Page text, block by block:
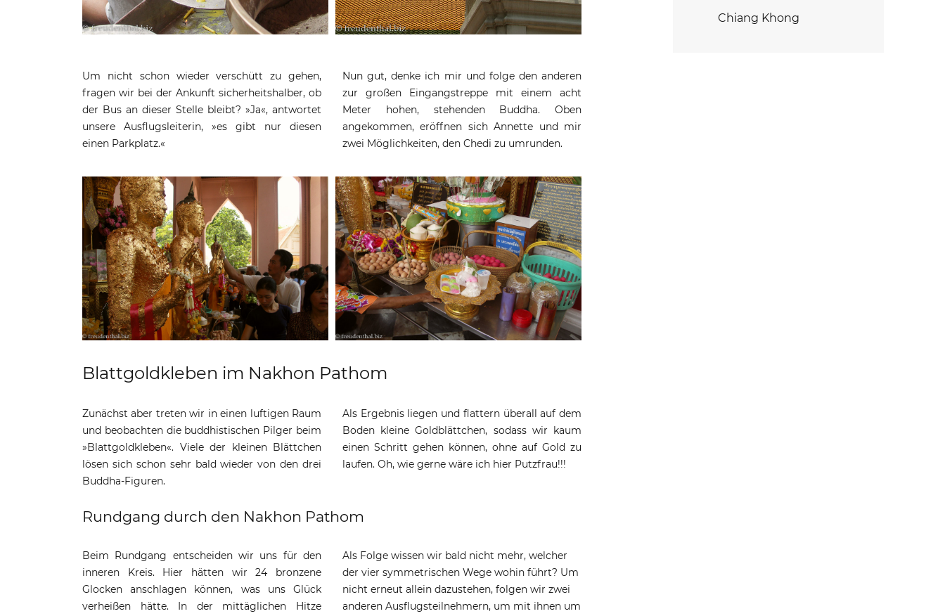
Um nicht schon wieder verschütt zu gehen,
fragen wir bei der Ankunft sicherheitshalber, ob
der Bus an dieser Stelle bleibt? »Ja«, antwortet
unsere Ausflugsleiterin, »es gibt nur diesen
einen Parkplatz.«
Nun gut, denke ich mir und folge den anderen
zur großen Eingangstreppe mit einem acht
Meter hohen, stehenden Buddha. Oben
angekommen, eröffnen sich Annette und mir
zwei Möglichkeiten, den Chedi zu umrunden.
Blattgoldkleben im Nakhon Pathom
Zunächst aber treten wir in einen luftigen Raum
und beobachten die buddhistischen Pilger beim
»Blattgoldkleben«. Viele der kleinen Blättchen
lösen sich schon sehr bald wieder von den drei
Buddha-Figuren.
Als Ergebnis liegen und flattern überall auf dem
Boden kleine Goldblättchen, sodass wir kaum
einen Schritt gehen können, ohne auf Gold zu
laufen. Oh, wie gerne wäre ich hier Putzfrau!!!
Rundgang durch den Nakhon Pathom
Beim Rundgang entscheiden wir uns für den
inneren Kreis. Hier hätten wir 24 bronzene
Glocken anschlagen können, was uns Glück
verheißen hätte. In der mittäglichen Hitze
Als Folge wissen wir bald nicht mehr, welcher
der vier symmetrischen Wege wohin führt? Um
nicht erneut allein dazustehen, folgen wir zwei
anderen Ausflugsteilnehmern, um mit ihnen um
Chiang Khong